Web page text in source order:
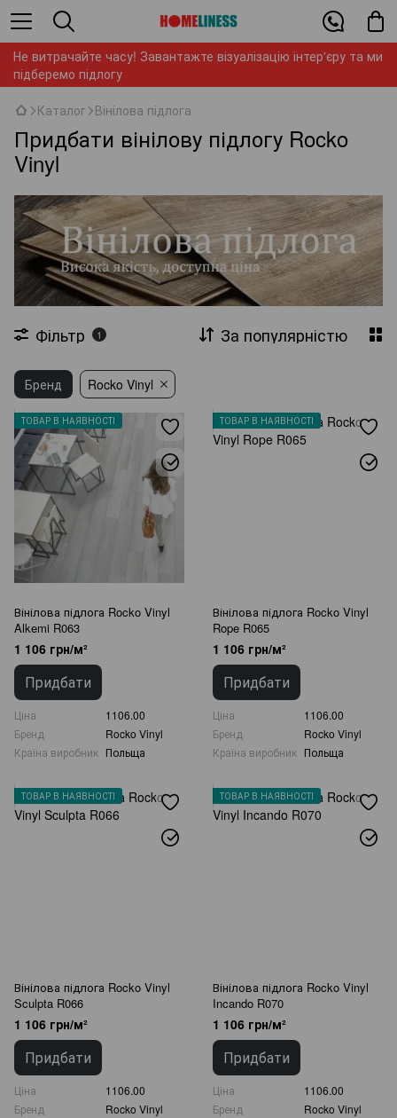
Не витрачайте часу! Завантажте візуалізацію інтер'єру та ми
підберемо підлогу
Каталог Вінілова підлога
Придбати вінілову підлогу Rocko
Vinyl
Фільтр 1 За популярністю
Бренд Rocko Vinyl
ТОВАР В НАЯВНОСТІ
Вінілова підлога Rocko Vinyl
Alkemi R063
1 106 грн/м²
Придбати
Ціна
1106.00
Бренд
Rocko Vinyl
Країна виробник Польща
ТОВАР В НАЯВНОСТІ
Вінілова підлога Rocko Vinyl
Rope R065
1 106 грн/м²
Придбати
Ціна
1106.00
Бренд
Rocko Vinyl
Країна виробник Польща
ТОВАР В НАЯВНОСТІ
Вінілова підлога Rocko Vinyl
Sculpta R066
1 106 грн/м²
Придбати
Ціна
1106.00
Бренд
Rocko Vinyl
ТОВАР В НАЯВНОСТІ
Вінілова підлога Rocko Vinyl
Incando R070
1 106 грн/м²
Придбати
Ціна
1106.00
Бренд
Rocko Vinyl